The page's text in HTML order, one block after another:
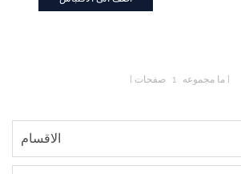
ما مجموعه 1 صفحات
الاقسام